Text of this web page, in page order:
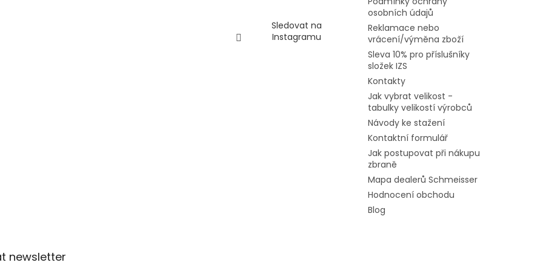
Sledovat na
Instagramu
osobních údajů
Reklamace nebo
vrácení/výměna zboží
Sleva 10% pro příslušníky
složek IZS
Kontakty
Jak vybrat velikost -
tabulky velikostí výrobců
Návody ke stažení
Kontaktní formulář
Jak postupovat při nákupu
zbraně
Mapa dealerů Schmeisser
Hodnocení obchodu
Blog
newsletter